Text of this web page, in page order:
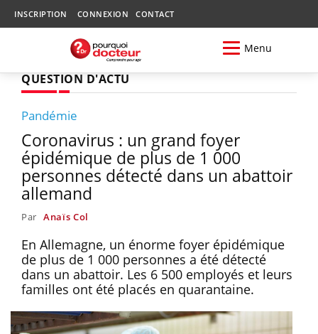
INSCRIPTION CONNEXION CONTACT
Menu
QUESTION D'ACTU
Pandémie
Coronavirus : un grand foyer
épidémique de plus de 1 000
personnes détecté dans un abattoir
allemand
Par Anaïs Col
En Allemagne, un énorme foyer épidémique
de plus de 1 000 personnes a été détecté
dans un abattoir. Les 6 500 employés et leurs
familles ont été placés en quarantaine.